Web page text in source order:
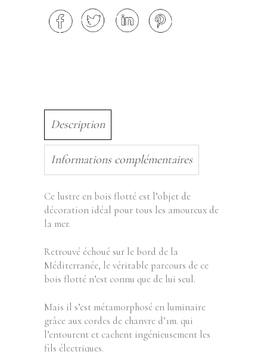
Description
Informations complémentaires
Ce lustre en bois flotté est l’objet de
décoration idéal pour tous les amoureux de
la mer.
Retrouvé échoué sur le bord de la
Méditerranée, le véritable parcours de ce
bois flotté n’est connu que de lui seul.
Mais il s’est métamorphosé en luminaire
grâce aux cordes de chanvre d’1m. qui
l’entourent et cachent ingénieusement les
fils électriques.